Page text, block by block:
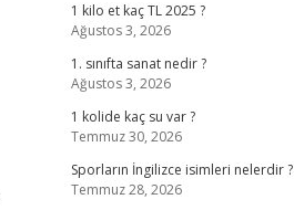
1 kilo et kaç TL 2025 ?
Ağustos 3, 2026
1. sınıfta sanat nedir ?
Ağustos 3, 2026
1 kolide kaç su var ?
Temmuz 30, 2026
Sporların İngilizce isimleri nelerdir ?
Temmuz 28, 2026